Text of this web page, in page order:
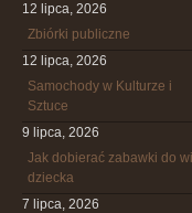
12 lipca, 2026
Zbiórki publiczne
12 lipca, 2026
Samochody w Kulturze i
Sztuce
9 lipca, 2026
Jak dobierać zabawki do
dziecka
7 lipca, 2026